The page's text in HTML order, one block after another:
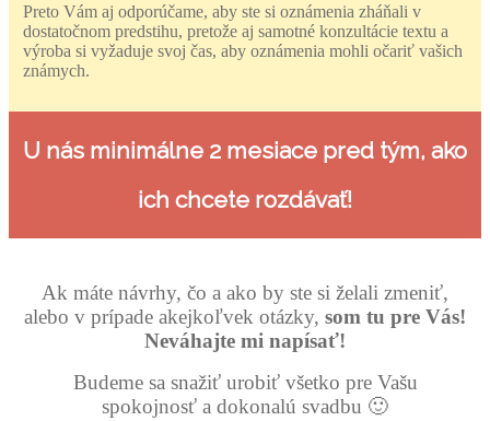
Preto Vám aj odporúčame, aby ste si oznámenia zháňali v
dostatočnom predstihu, pretože aj samotné konzultácie textu a
výroba si vyžaduje svoj čas, aby oznámenia mohli očariť vašich
známych.
U nás minimálne 2 mesiace pred tým, ako
ich chcete rozdávať!
Ak máte návrhy, čo a ako by ste si želali zmeniť,
alebo v prípade akejkoľvek otázky, som tu pre Vás!
Neváhajte mi napísať!
Budeme sa snažiť urobiť všetko pre Vašu
spokojnosť a dokonalú svadbu 🙂